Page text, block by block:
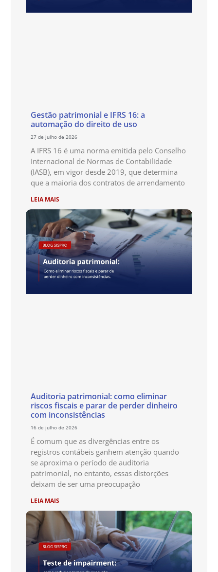
Gestão patrimonial e IFRS 16: a
automação do direito de uso
27 de julho de 2026
A IFRS 16 é uma norma emitida pelo Conselho
Internacional de Normas de Contabilidade
(IASB), em vigor desde 2019, que determina
que a maioria dos contratos de arrendamento
LEIA MAIS
Auditoria patrimonial: como eliminar
riscos fiscais e parar de perder dinheiro
com inconsistências
16 de julho de 2026
É comum que as divergências entre os
registros contábeis ganhem atenção quando
se aproxima o período de auditoria
patrimonial, no entanto, essas distorções
deixam de ser uma preocupação
LEIA MAIS